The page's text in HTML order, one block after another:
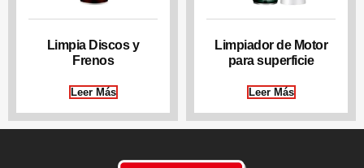
Limpia Discos y
Frenos
Leer Más
Limpiador de Motor
para superficie
Leer Más